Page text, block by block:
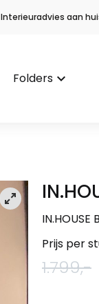
Interieuradvies aan
Folders keyboard_arrow_down
Prijs per
1.799,-